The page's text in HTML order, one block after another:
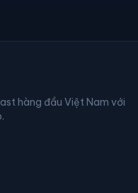
hàng đầu Việt Nam với